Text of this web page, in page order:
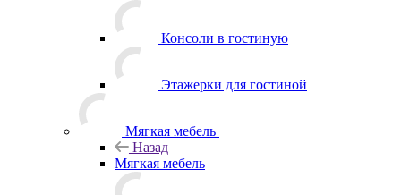
Консоли в гостиную
Этажерки для гостиной
Мягкая мебель
Назад
Мягкая мебель